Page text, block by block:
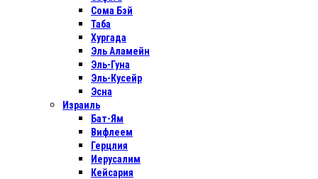
Сома Бэй
Таба
Хургада
Эль Аламейн
Эль-Гуна
Эль-Кусейр
Эсна
Израиль
Бат-Ям
Вифлеем
Герцлия
Иерусалим
Кейсария